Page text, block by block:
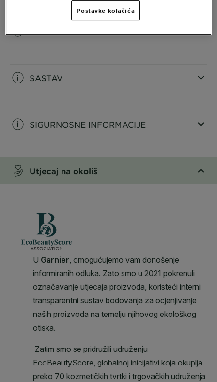
SASTAV
SIGURNOSNE INFORMACIJE
Utjecaj na okoliš
Postavke kolačića